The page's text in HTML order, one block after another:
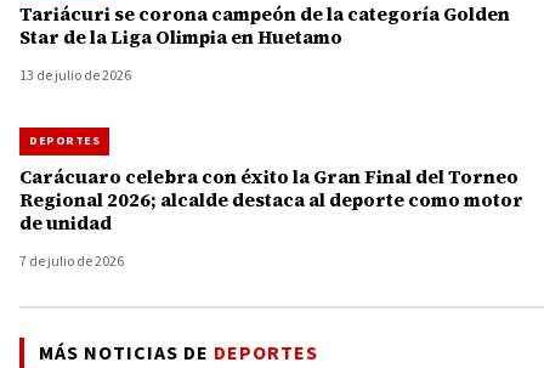
Tariácuri se corona campeón de la categoría Golden
Star de la Liga Olimpia en Huetamo
13 de julio de 2026
DEPORTES
Carácuaro celebra con éxito la Gran Final del Torneo
Regional 2026; alcalde destaca al deporte como motor
de unidad
7 de julio de 2026
MÁS NOTICIAS DE DEPORTES